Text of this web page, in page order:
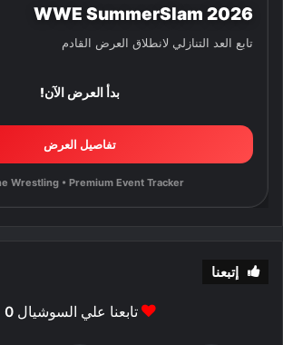
WWE SummerSlam 2026
تابع العد التنازلي لانطلاق العرض القادم
بدأ العرض الآن!
تفاصيل العرض
Wrestling • Premium Event Tracker
إتبعنا
تابعنا علي السوشيال0